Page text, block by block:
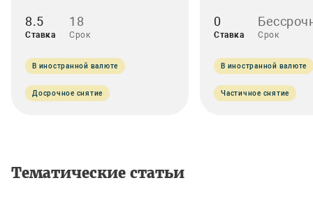
8.5
Ставка
18
Срок
В иностранной валюте
Досрочное снятие
0
Ставка Срок
В иностранной валюте
Частичное снятие
Тематические статьи